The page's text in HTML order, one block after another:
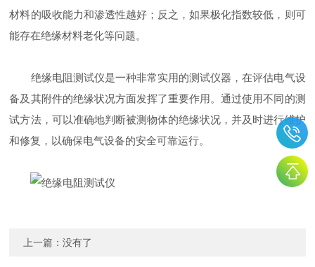
材料的吸收能力和渗透性越好；反之，如果极化指数较低，则可
能存在绝缘材料老化等问题。
绝缘电阻测试仪是一种非常实用的测试仪器，在评估电气设
备及其附件的绝缘状况方面发挥了重要作用。通过使用不同的测
试方法，可以准确地判断被测物体的绝缘状况，并及时进行维护
和修复，以确保电气设备的安全可靠运行。
上一篇：没有了